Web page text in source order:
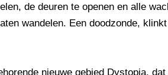
de deuren te openen en alle
wandelen. Een doodzonde,
nieuwe gebied Dystopia,